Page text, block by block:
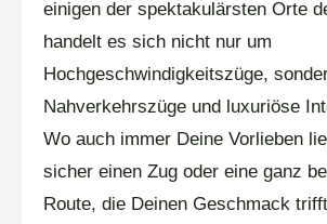
einigen der spektakulärsten Orte
handelt es sich nicht nur um
Hochgeschwindigkeitszüge,
Nahverkehrszüge und luxuriöse
Wo auch immer Deine Vorlieben
sicher einen Zug oder eine ganz
Route, die Deinen Geschmack